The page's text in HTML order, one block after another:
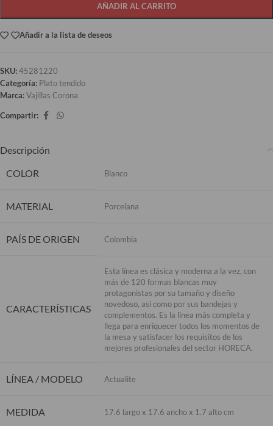
AÑADIR AL CARRITO
Añadir a la lista de deseos
SKU:45281220
Categoría: Plato tendido
Marca:Vajillas Corona
Compartir:
Descripción
COLOR
Blanco
MATERIAL Porcelana
PAÍS DE ORIGEN Colombia
CARACTERÍSTICAS
Esta línea es clásica y moderna a la vez, con
más de 120 formas blancas muy
protagonistas por su tamaño y diseño
novedoso, así como por sus bandejas y
complementos. Es la línea más completa y
llega para enriquecer todos los momentos de
la mesa y satisfacer los requisitos de los
mejores profesionales del sector HORECA.
LÍNEA / MODELO Actualite
MEDIDA 17.6 largo x 17.6 ancho x 1.7 alto cm